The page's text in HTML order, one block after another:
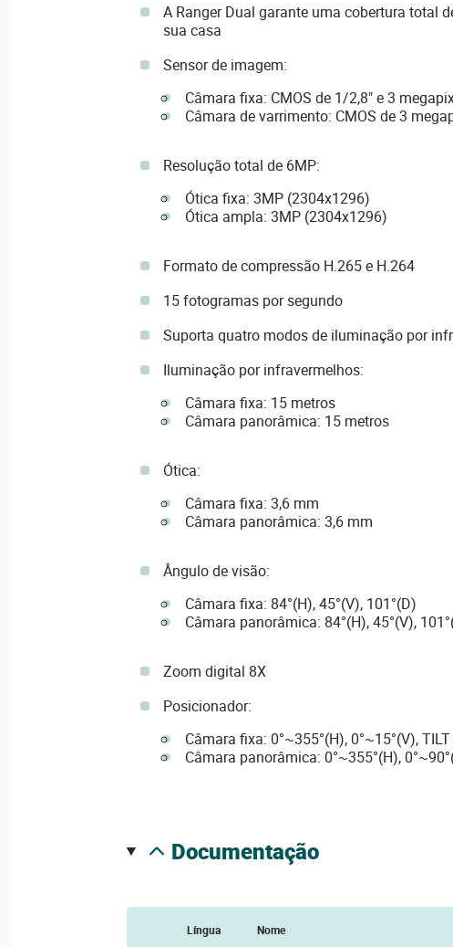
A Ranger Dual garante uma cobertura total
sua casa
Sensor de imagem:
Câmara fixa: CMOS de 1/2,8" e 3
Câmara de varrimento: CMOS de 3
Resolução total de 6MP:
Ótica fixa: 3MP (2304x1296)
Ótica ampla: 3MP (2304x1296)
Formato de compressão H.265 e H.264
15 fotogramas por segundo
Suporta quatro modos de iluminação por
Iluminação por infravermelhos:
Câmara fixa: 15 metros
Câmara panorâmica: 15 metros
Ótica:
Câmara fixa: 3,6 mm
Câmara panorâmica: 3,6 mm
Ângulo de visão:
Câmara fixa: 84°(H), 45°(V), 101°(D)
Câmara panorâmica: 84°(H), 45°(V),
Zoom digital 8X
Posicionador:
Câmara fixa: 0°~355°(H), 0°~15°(V),
Câmara panorâmica: 0°~355°(H),
documentação
Língua Nome